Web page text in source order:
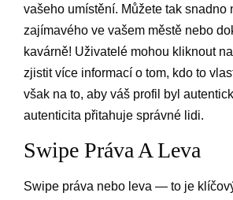
vašeho umístění. Můžete tak snadno
zajímavého ve vašem městě nebo
kavárně! Uživatelé mohou kliknout
zjistit více informací o tom, kdo to
však na to, aby váš profil byl
autenticita přitahuje správné lidi.
Swipe Práva A Leva
Swipe práva nebo leva — to je